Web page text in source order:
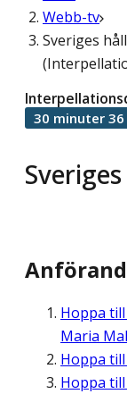
Webb-tv
Sveriges
30 minuter
Hoppa till
Maria
Hoppa till
Hoppa till